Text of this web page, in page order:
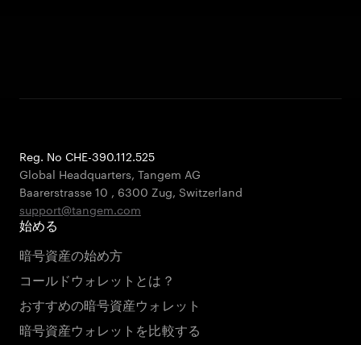
Reg. No CHE-390.112.525
Global Headquarters, Tangem AG
Baarerstrasse 10 , 6300 Zug, Switzerland
support@tangem.com
始める
暗号資産の始め方
コールドウォレットとは？
おすすめの暗号資産ウォレット
暗号資産ウォレットを比較する